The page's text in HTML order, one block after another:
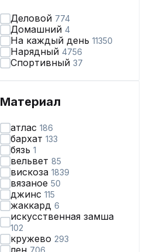
Деловой 774
Домашний 4
На каждый день 11350
Нарядный 4756
Спортивный 37
Материал
атлас 186
бархат 133
бязь 1
вельвет 85
вискоза 1839
вязаное 50
джинс 115
жаккард 6
искусственная замша
102
кружево 293
лен 706